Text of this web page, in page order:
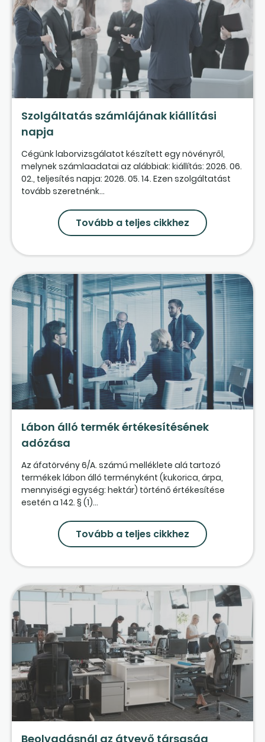
Szolgáltatás számlájának kiállítási
napja
Cégünk laborvizsgálatot készített egy növényről,
melynek számlaadatai az alábbiak: kiállítás: 2026. 06.
02., teljesítés napja: 2026. 05. 14. Ezen szolgáltatást
tovább szeretnénk...
Tovább a teljes cikkhez
Lábon álló termék értékesítésének
adózása
Az áfatörvény 6/A. számú melléklete alá tartozó
termékek lábon álló terményként (kukorica, árpa,
mennyiségi egység: hektár) történő értékesítése
esetén a 142. § (1)...
Tovább a teljes cikkhez
Beolvadásnál az átvevő társaság